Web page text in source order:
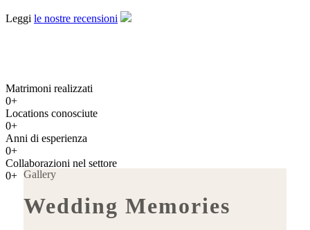
Leggi le nostre recensioni
Matrimoni realizzati
0+
Locations conosciute
0+
Anni di esperienza
0+
Collaborazioni nel settore
0+ Gallery
Wedding Memories